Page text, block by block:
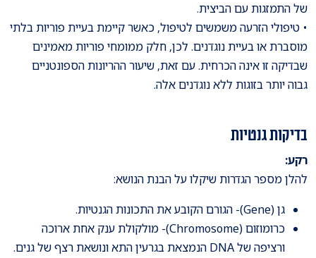
של התמזגות עם הביצית.
• טיפולי הזרעה משמשים לטיפול, כאשר קיימת בעיית פוריות בלתי
מוסברת או בעיית נוגדנים. לכן, חלק ממומחי פוריות מאמינים
שבדיקה זו אינה הכרחית. עם זאת, שיעור ההריונות הספונטניים
גבוה יותר בזוגות ללא נוגדנים אלה.
בדיקות גנטיות
רקע:
להלן מספר הגדרות שיקלו על הבנת הנושא:
גן (Gene)- הגורם הקובע את התכונות הגנטיות.
כרומוזום (Chromosome)- מולקולת ענק אחת ארוכה
ורציפה של DNA הנמצאת בגרעין התא ונושאת רצף של גנים.